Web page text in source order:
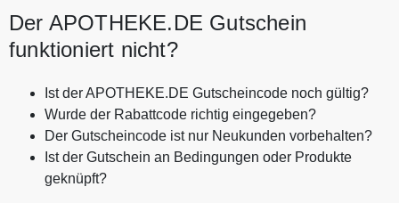
Der APOTHEKE.DE Gutschein
funktioniert nicht?
Ist der APOTHEKE.DE Gutscheincode noch gültig?
Wurde der Rabattcode richtig eingegeben?
Der Gutscheincode ist nur Neukunden vorbehalten?
Ist der Gutschein an Bedingungen oder Produkte
geknüpft?